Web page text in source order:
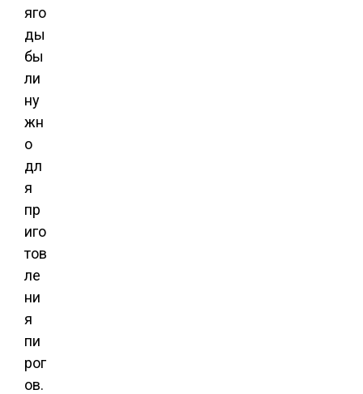
яго
ды
бы
ли
ну
жн
о
дл
я
пр
иго
тов
ле
ни
я
пи
рог
ов.